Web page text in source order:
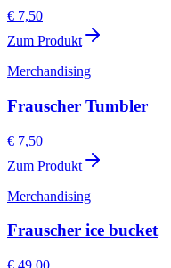
€ 7,50
Zum Produkt
Merchandising
Frauscher Tumbler
€ 7,50
Zum Produkt
Merchandising
Frauscher ice bucket
€ 49,00